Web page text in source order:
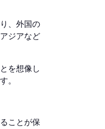
、外国の
ジアなど
を想像し
。
ことが保